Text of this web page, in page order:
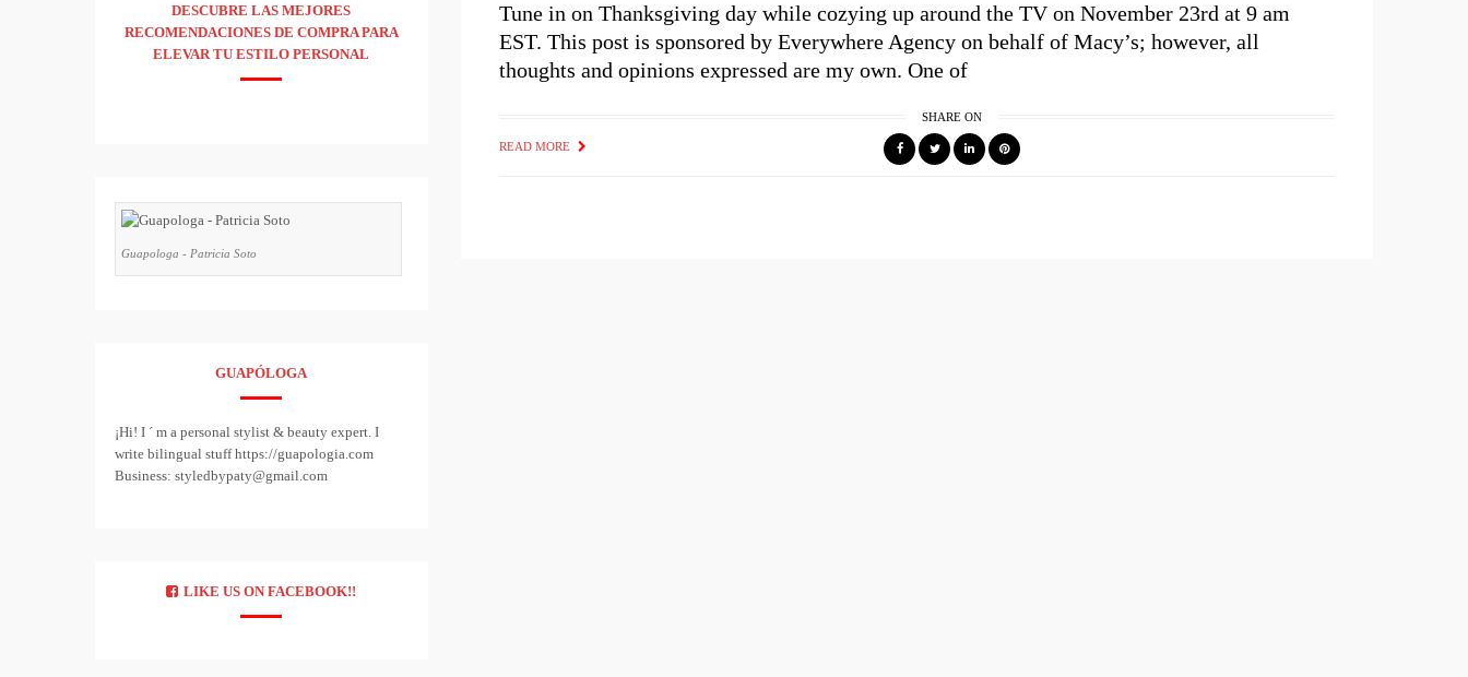
Tune in on Thanksgiving day while cozying up around the TV on November 23rd at 9 am
EST. This post is sponsored by Everywhere Agency on behalf of Macy’s; however, all
thoughts and opinions expressed are my own. One of
READ MORE
SHARE ON
DESCUBRE LAS MEJORES
RECOMENDACIONES DE COMPRA PARA
ELEVAR TU ESTILO PERSONAL
Guapologa - Patricia Soto
GUAPÓLOGA
¡Hi! I ´ m a personal stylist & beauty expert. I
write bilingual stuff https://guapologia.com
Business: styledbypaty@gmail.com
LIKE US ON FACEBOOK!!